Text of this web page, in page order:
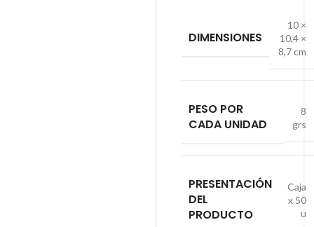
DIMENSIONES
10 ×
10,4 ×
8,7 cm
PESO POR
CADA UNIDAD
8
grs
PRESENTACIÓN
DEL
PRODUCTO
Caja
x 50
u